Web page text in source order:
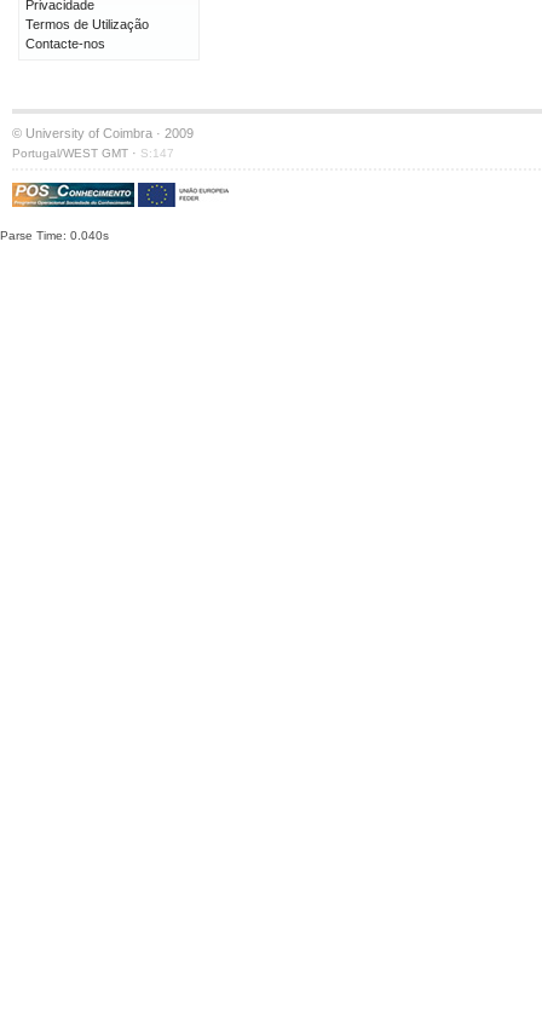
Privacidade
Termos de Utilização
Contacte-nos
© University of Coimbra · 2009
Portugal/WEST GMT · S:147
Parse Time: 0.040s